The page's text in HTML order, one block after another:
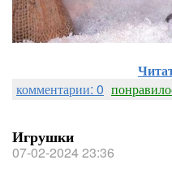
комментарии: 0
Игрушки
07-02-2024 23:36